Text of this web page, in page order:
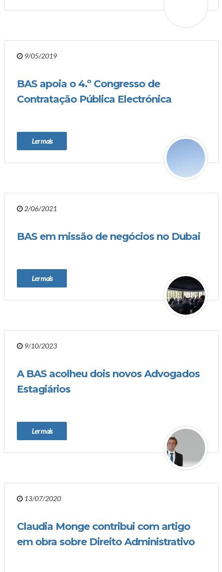
9/05/2019
BAS apoia o 4.º Congresso de
Contratação Pública Electrónica
Ler mais
2/06/2021
BAS em missão de negócios no Dubai
Ler mais
9/10/2023
A BAS acolheu dois novos Advogados
Estagiários
Ler mais
13/07/2020
Claudia Monge contribui com artigo
em obra sobre Direito Administrativo